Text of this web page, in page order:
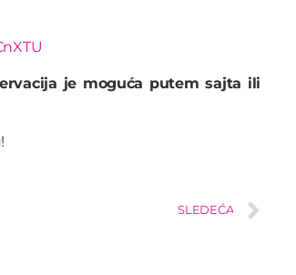
je moguća putem sajta ili
SLEDEĆA